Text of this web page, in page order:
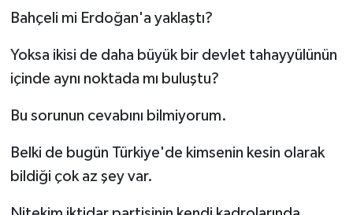
Bahçeli mi Erdoğan'a yaklaştı?
Yoksa ikisi de daha büyük bir devlet tahayyülünün
içinde aynı noktada mı buluştu?
Bu sorunun cevabını bilmiyorum.
Belki de bugün Türkiye'de kimsenin kesin olarak
bildiği çok az şey var.